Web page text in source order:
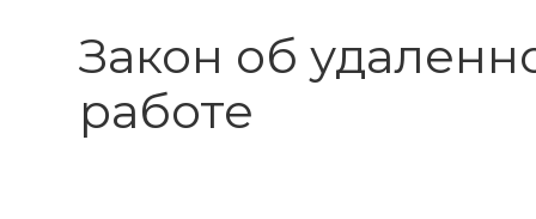
Закон об
работе